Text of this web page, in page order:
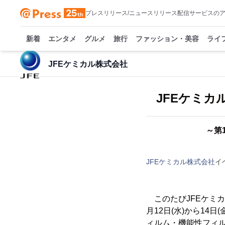
プレスリリース/ニュースリリース配信サービスの
新着 エンタメ グルメ 旅行 ファッション・美容 ライ
JFEケミカル株式会社
JFEケミカ
～第
JFEケミカル株式会社イ
このたびJFEケミ
月12日(水)から14日(
ィルム・機能性フィ